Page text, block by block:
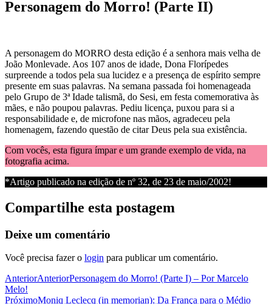
Personagem do Morro! (Parte II)
A personagem do MORRO desta edição é a senhora mais velha de
João Monlevade. Aos 107 anos de idade, Dona Florípedes
surpreende a todos pela sua lucidez e a presença de espírito sempre
presente em suas palavras. Na semana passada foi homenageada
pelo Grupo de 3ª Idade talismã, do Sesi, em festa comemorativa às
mães, e não poupou palavras. Pediu licença, puxou para si a
responsabilidade e, de microfone nas mãos, agradeceu pela
homenagem, fazendo questão de citar Deus pela sua existência.
Com vocês, esta figura ímpar e um grande exemplo de vida, na
fotografia acima.
*Artigo publicado na edição de nº 32, de 23 de maio/2002!
Compartilhe esta postagem
Deixe um comentário
Você precisa fazer o login para publicar um comentário.
AnteriorAnteriorPersonagem do Morro! (Parte I) – Por Marcelo
Melo!
PróximoMoniq Leclecq (in memorian): Da França para o Médio